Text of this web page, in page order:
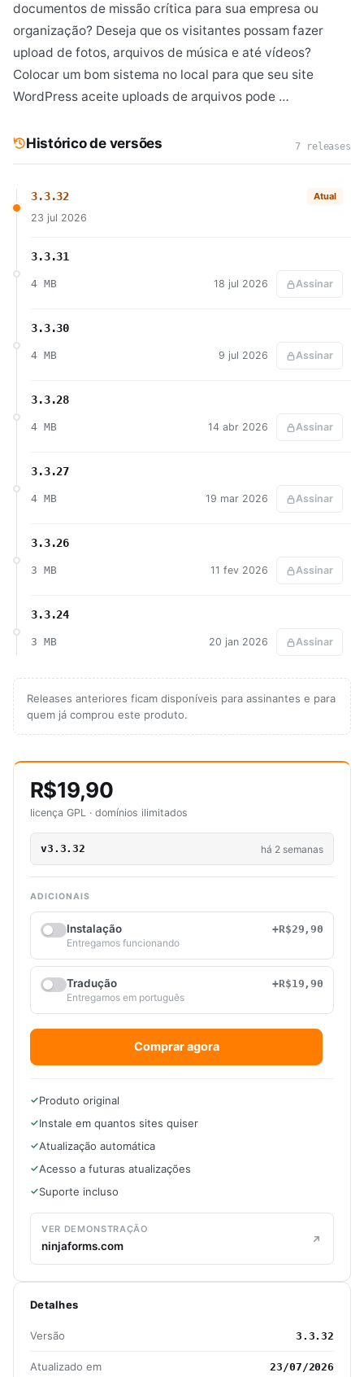
documentos de missão crítica para sua empresa ou
organização? Deseja que os visitantes possam fazer
upload de fotos, arquivos de música e até vídeos?
Colocar um bom sistema no local para que seu site
WordPress aceite uploads de arquivos pode …
Histórico de versões 7 releases
3.3.32 Atual
23 jul 2026
3.3.31
4 MB 18 jul 2026 Assinar
3.3.30
4 MB 9 jul 2026 Assinar
3.3.28
4 MB 14 abr 2026 Assinar
3.3.27
4 MB 19 mar 2026 Assinar
3.3.26
3 MB 11 fev 2026 Assinar
3.3.24
3 MB 20 jan 2026 Assinar
Releases anteriores ficam disponíveis para assinantes e para
quem já comprou este produto.
R$19,90
licença GPL · domínios ilimitados
v3.3.32 há 2 semanas
ADICIONAIS
Instalação
+R$29,90
Entregamos funcionando
Tradução
+R$19,90
Entregamos em português
Comprar agora
Produto original
Instale em quantos sites quiser
Atualização automática
Acesso a futuras atualizações
Suporte incluso
VER DEMONSTRAÇÃO
ninjaforms.com
Detalhes
Versão 3.3.32
Atualizado em 23/07/2026